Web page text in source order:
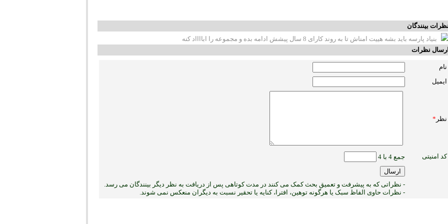
بینندگان
بنیاد پارسه باید بشه هییت امناش تا به روند کارای 8 سال پیشش ادامه بده و مجموعه را ابااااد کنه
نظرات
نام
ایمیل
نظر *
کد امنیتی جمع 4 با 4
- نظراتی که به پیشرفت و تعمیق بحث کمک می کنند در مدت کوتاهی پس از دریافت به نظر دیگر بینندگان می رسد.
- نظرات حاوی الفاظ سبک یا هرگونه توهین، افترا، کنایه یا تحقیر نسبت به دیگران منعکس نمی ‏شوند.